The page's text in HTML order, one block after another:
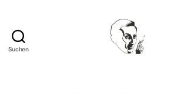
Suchen